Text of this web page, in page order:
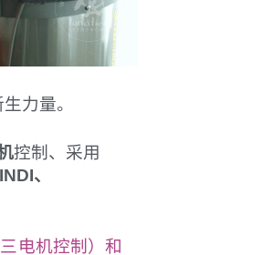
力量。
控制、采用
、
三电机控制）和